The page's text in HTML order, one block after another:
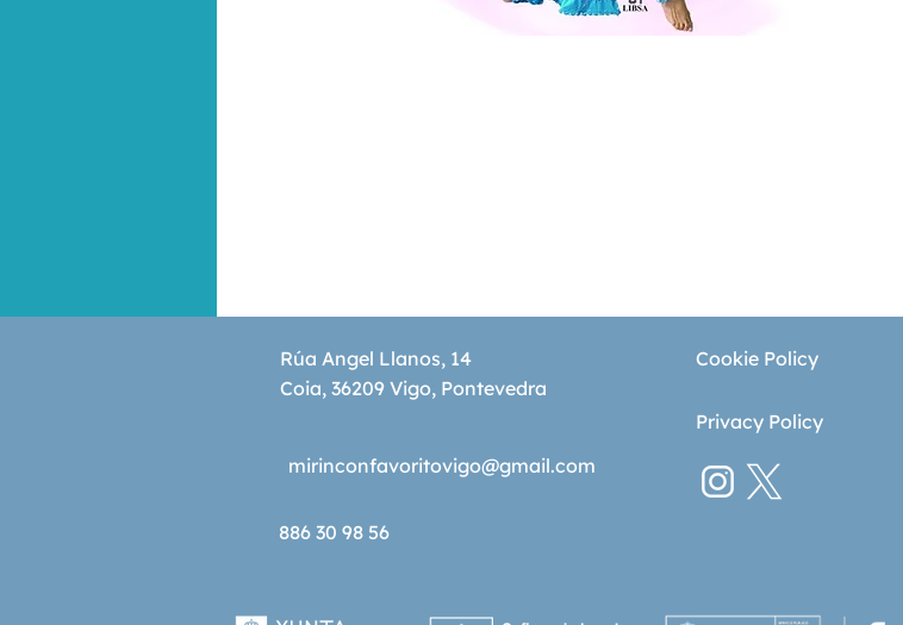
Rúa Angel Llanos, 14
Coia, 36209 Vigo, Pontevedra
mirinconfavoritovigo@gmail.com
886 30 98 56
Cookie Policy
Privacy Policy